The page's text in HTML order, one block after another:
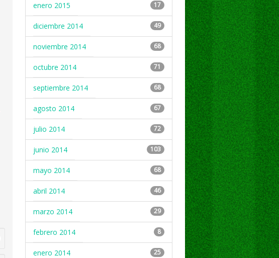
enero 2015
17
diciembre 2014 49
noviembre 2014 68
octubre 2014 71
septiembre 2014 68
agosto 2014 67
julio 2014 72
junio 2014 103
mayo 2014 68
abril 2014 46
marzo 2014 29
febrero 2014 8
enero 2014 25